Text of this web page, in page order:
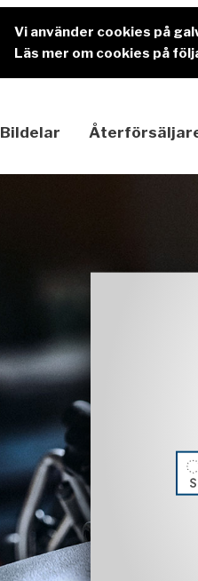
Vi använder cookies på
Läs mer om cookies på
Bildelar